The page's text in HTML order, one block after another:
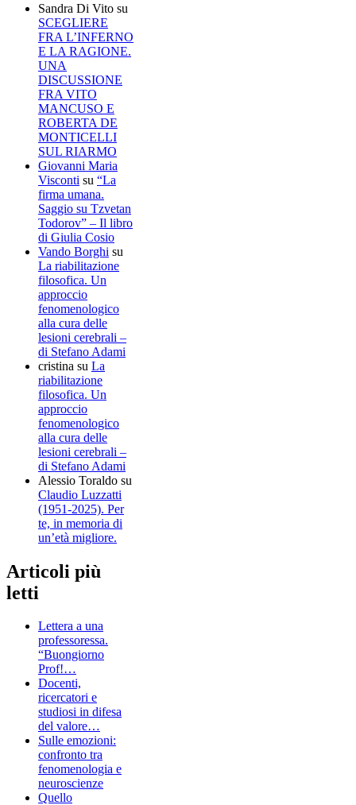
Sandra Di Vito su
SCEGLIERE
FRA L’INFERNO
E LA RAGIONE.
UNA
DISCUSSIONE
FRA VITO
MANCUSO E
ROBERTA DE
MONTICELLI
SUL RIARMO
Giovanni Maria
Visconti su “La
firma umana.
Saggio su Tzvetan
Todorov” – Il libro
di Giulia Cosio
Vando Borghi su
La riabilitazione
filosofica. Un
approccio
fenomenologico
alla cura delle
lesioni cerebrali –
di Stefano Adami
cristina su La
riabilitazione
filosofica. Un
approccio
fenomenologico
alla cura delle
lesioni cerebrali –
di Stefano Adami
Alessio Toraldo su
Claudio Luzzatti
(1951-2025). Per
te, in memoria di
un’età migliore.
Articoli più
letti
Lettera a una
professoressa.
“Buongiorno
Prof!…
Docenti,
ricercatori e
studiosi in difesa
del valore…
Sulle emozioni:
confronto tra
fenomenologia e
neuroscienze
Quello